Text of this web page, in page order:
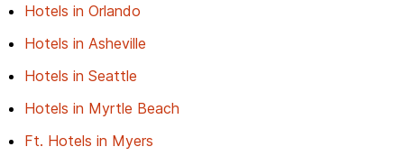
Hotels in Orlando
Hotels in Asheville
Hotels in Seattle
Hotels in Myrtle Beach
Ft. Hotels in Myers